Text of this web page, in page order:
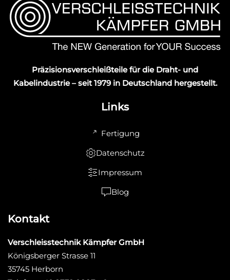
Präzisionsverschleißteile für die Draht- und
Kabelindustrie – seit 1979 in Deutschland hergestellt.
Links
Fertigung
Datenschutz
Impressum
Blog
Kontakt
Verschleisstechnik Kämpfer GmbH
Königsberger Strasse 11
35745 Herborn